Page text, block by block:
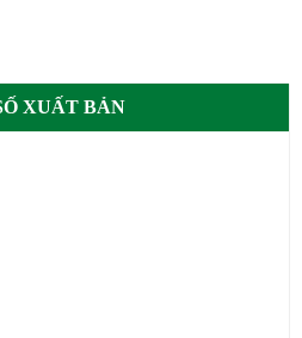
XUẤT BẢN